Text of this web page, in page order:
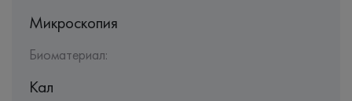
Микроскопия
Биоматериал:
Кал